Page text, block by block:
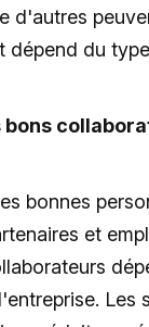
d'autres
dépend du
bons
bonnes
et
Les